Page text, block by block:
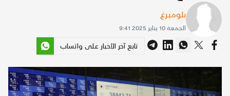
بلومبرغ
الجمعة 10 يناير 2025 9:41
تابع آخر الأخبار على واتساب